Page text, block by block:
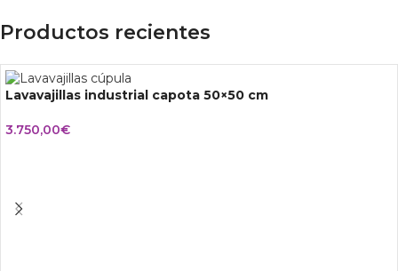
Productos recientes
Lavavajillas industrial capota 50×50 cm
3.750,00€